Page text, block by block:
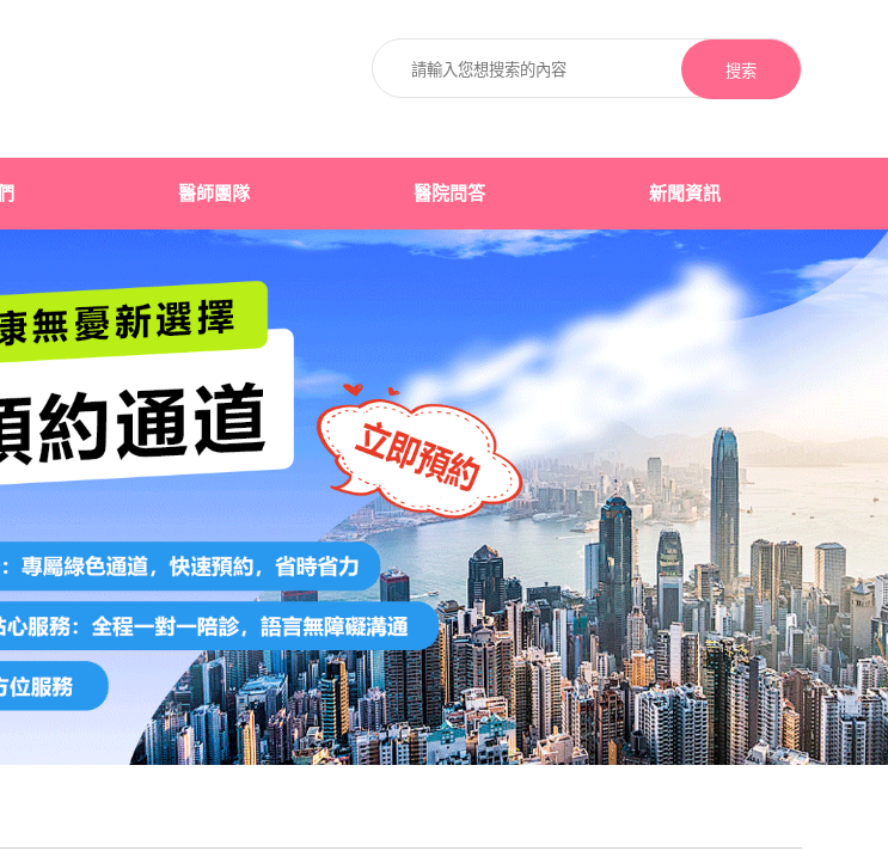
搜索
醫師團隊 醫院問答 新聞資訊